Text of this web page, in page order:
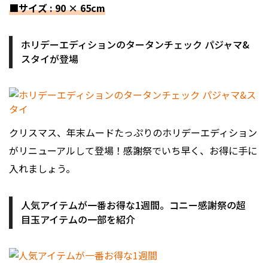
■サイズ : 90 × 65cm
ホリデーエディションのタータンチェック パジャマ&
スタイが登場
クリスマス、年末ムードたっぷりのホリデーエディション
がリニューアルして登場！感謝祭でいち早く、お得に手に
入れましょう。
人気アイテムが一番お得な1週間。コニー感謝祭の超
目玉アイテムの一部を紹介